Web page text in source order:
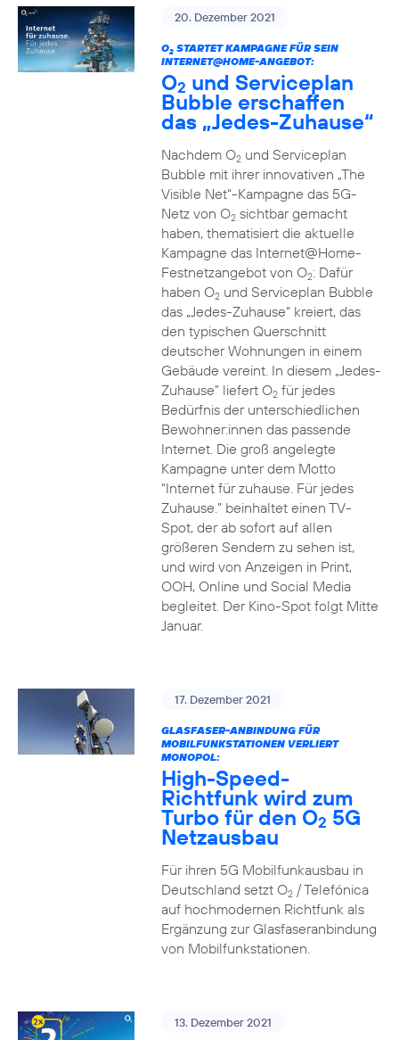
20. Dezember 2021
O2STARTET KAMPAGNE FÜR SEIN
INTERNET@HOME-ANGEBOT:
O2 und Serviceplan
Bubble erschaffen
das „Jedes-Zuhause“
Nachdem O2und Serviceplan
Bubble mit ihrer innovativen „The
Visible Net“-Kampagne das 5G-
Netz von O2sichtbar gemacht
haben, thematisiert die aktuelle
Kampagne das Internet@Home-
Festnetzangebot von O2: Dafür
haben O2und Serviceplan Bubble
das „Jedes-Zuhause“ kreiert, das
den typischen Querschnitt
deutscher Wohnungen in einem
Gebäude vereint. In diesem „Jedes-
Zuhause” liefert O2für jedes
Bedürfnis der unterschiedlichen
Bewohner:innen das passende
Internet. Die groß angelegte
Kampagne unter dem Motto
“Internet für zuhause. Für jedes
Zuhause.” beinhaltet einen TV-
Spot, der ab sofort auf allen
größeren Sendern zu sehen ist,
und wird von Anzeigen in Print,
OOH, Online und Social Media
begleitet. Der Kino-Spot folgt Mitte
Januar.
17. Dezember 2021
GLASFASER-ANBINDUNG FÜR
MOBILFUNKSTATIONEN VERLIERT
MONOPOL:
High-Speed-
Richtfunk wird zum
Turbo für den O2 5G
Netzausbau
Für ihren 5G Mobilfunkausbau in
Deutschland setzt O2/ Telefónica
auf hochmodernen Richtfunk als
Ergänzung zur Glasfaseranbindung
von Mobilfunkstationen.
13. Dezember 2021